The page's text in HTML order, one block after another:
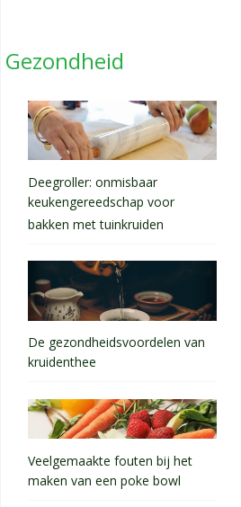
Gezondheid
Deegroller: onmisbaar
keukengereedschap voor
bakken met tuinkruiden
De gezondheidsvoordelen van
kruidenthee
Veelgemaakte fouten bij het
maken van een poke bowl